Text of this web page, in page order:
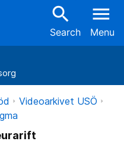
search
Search
menu
Menu
Videoarkivet USÖ